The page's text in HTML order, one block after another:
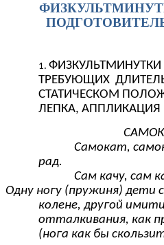
ТРЕБУЮЩИХ
СТАТИЧЕСКОМ
ЛЕПКА, АППЛИКАЦИЯ
Самокат, самокат,
рад.
Сам качу, сам качу
Одну ногу (пружиня) дети
колене, другой
отталкивания, как
(нога как бы